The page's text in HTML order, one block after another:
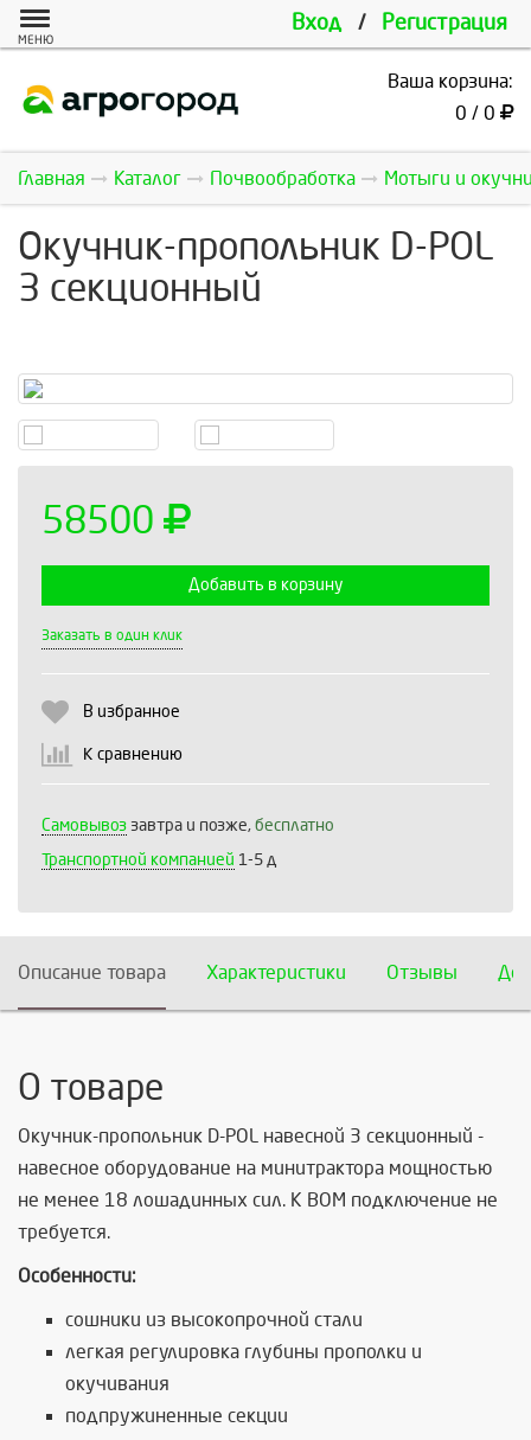
Вход / Регистрация
МЕНЮ
Ваша корзина:
0 / 0
Главная Каталог Почвообработка Мотыги и
Окучник-пропольник D-POL
3 секционный
58500
Добавить в корзину
Заказать в один клик
В избранное
К сравнению
Самовывоз завтра и позже, бесплатно
Транспортной компанией 1-5 д
Описание товара Характеристики Отзывы
О товаре
Окучник-пропольник D-POL навесной 3 секционный -
навесное оборудование на минитрактора мощностью
не менее 18 лошадинных сил. К ВОМ подключение не
требуется.
Особенности:
сошники из высокопрочной стали
легкая регулировка глубины прополки и
окучивания
подпружиненные секции